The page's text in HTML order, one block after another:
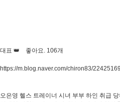
대표 👑 좋아요. 106개​
https://m.blog.naver.com/chiron83/
오은영 헬스 트레이너 시녀 부부 하인 취급